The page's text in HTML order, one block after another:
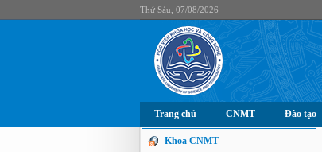
Thứ Sáu, 07/08/2026
Trang chủ CNMT Đào tạo
Khoa CNMT